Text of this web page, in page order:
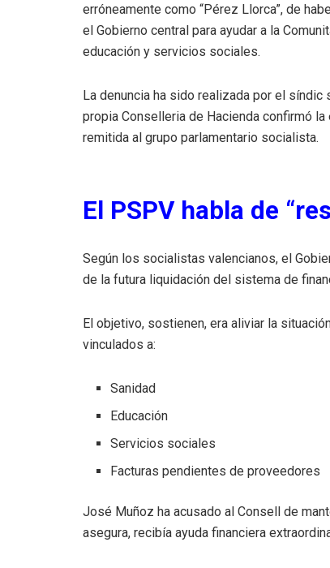
erróneamente como “Pérez Llorca”, de
el Gobierno central para ayudar a la
educación y servicios sociales.
La denuncia ha sido realizada por el
propia Conselleria de Hacienda confirmó
remitida al grupo parlamentario socialista.
El PSPV habla de
Según los socialistas valencianos, el
de la futura liquidación del sistema de
El objetivo, sostienen, era aliviar la
vinculados a:
Sanidad
Educación
Servicios sociales
Facturas pendientes de proveedores
José Muñoz ha acusado al Consell de
asegura, recibía ayuda financiera